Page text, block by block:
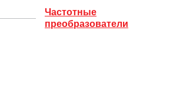
Частотные
преобразователи